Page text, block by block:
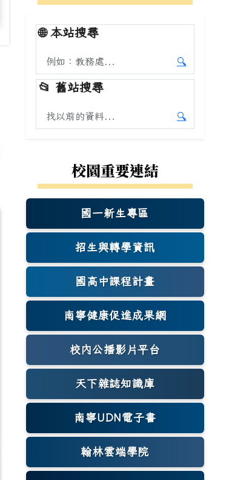
與活動。
筆：[輔]有關桃園市政府就業職訓服務處於
🌐本站搜尋
搜尋本站內容
🔍
開始本站
📂 舊站搜尋
搜尋舊站內容
🔍
開始舊站
校園重要連結
國一新生專區
(另開新視窗)
招生與轉學資訊
國高中課程計畫
南寧健康促進成果網
(另開新視窗)
校內公播影片平台
天下雜誌知識庫
(另開新視窗)
南寧UDN電子書
翰林雲端學院